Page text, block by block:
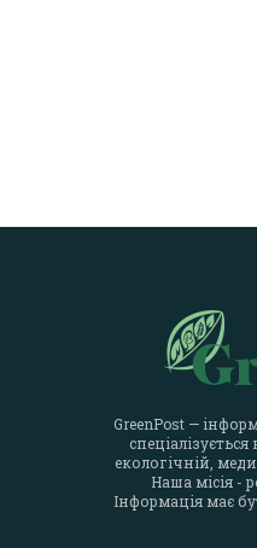
GreenPost —
екологічній,
Наша місія -
Інформація має